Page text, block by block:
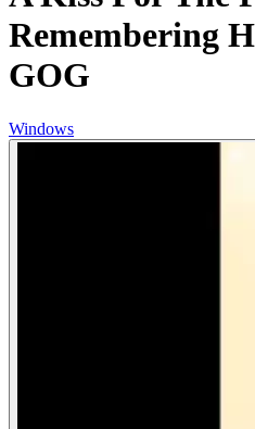
Remembering
GOG
Windows